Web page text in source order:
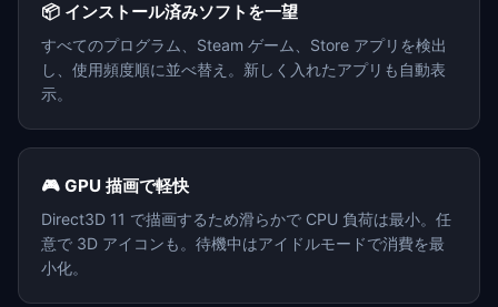
📦 インストール済みソフトを一望
すべてのプログラム、Steam ゲーム、Store アプリを検出
し、使用頻度順に並べ替え。新しく入れたアプリも自動表
示。
🎮 GPU 描画で軽快
Direct3D 11 で描画するため滑らかで CPU 負荷は最小。任
意で 3D アイコンも。待機中はアイドルモードで消費を最
小化。